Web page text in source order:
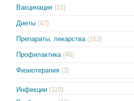
Вакцинация (31)
Диеты (47)
Препараты, лекарства (163)
Профилактика (46)
Физиотерапия (3)
Инфекции (119)